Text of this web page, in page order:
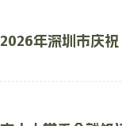
2026年深圳市庆